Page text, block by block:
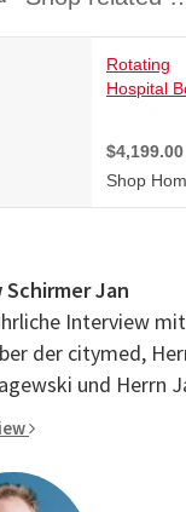
Jan
Interview
der citymed,
und Herrn